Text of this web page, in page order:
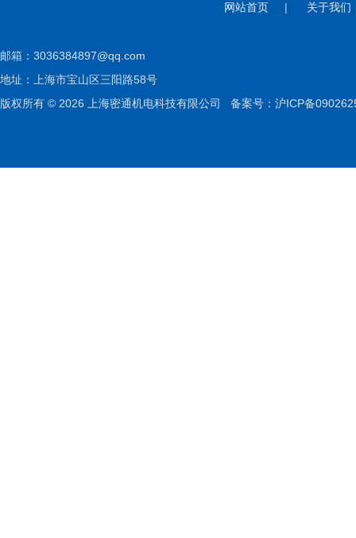
网站首页 | 关于我们
邮箱： 3036384897@qq.com
地址：上海市宝山区三阳路58号
版权所有 © 2026 上海密通机电科技有限公司 备案号：沪ICP备